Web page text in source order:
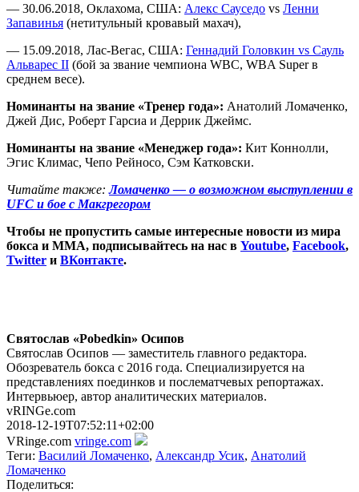
— 30.06.2018, Оклахома, США: Алекс Сауседо vs Ленни
Запавинья (нетитульный кровавый махач),
— 15.09.2018, Лас-Вегас, США: Геннадий Головкин vs Сауль
Альварес II (бой за звание чемпиона WBC, WBA Super в
среднем весе).
Номинанты на звание «Тренер года»: Анатолий Ломаченко,
Джей Дис, Роберт Гарсиа и Деррик Джеймс.
Номинанты на звание «Менеджер года»: Кит Коннолли,
Эгис Климас, Чепо Рейносо, Сэм Катковски.
Читайте также:Ломаченко — о возможном выступлении в
UFC и бое с Макгрегором
Чтобы не пропустить самые интересные новости из мира
бокса и ММА, подписывайтесь на нас в Youtube, Facebook,
Twitter и ВКонтакте.
Святослав «Pobedkin» Осипов
Святослав Осипов — заместитель главного редактора.
Обозреватель бокса с 2016 года. Специализируется на
представлениях поединков и послематчевых репортажах.
Интервьюер, автор аналитических материалов.
vRINGe.com
2018-12-19T07:52:11+02:00
VRinge.com vringe.com
Теги: Василий Ломаченко, Александр Усик, Анатолий
Ломаченко
Поделиться: